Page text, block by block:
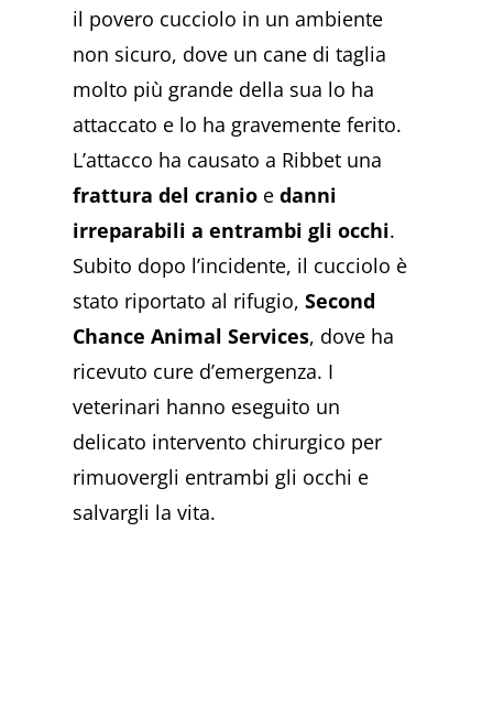
il povero cucciolo in un ambiente
non sicuro, dove un cane di taglia
molto più grande della sua lo ha
attaccato e lo ha gravemente ferito.
L’attacco ha causato a Ribbet una
frattura del cranio edanni
irreparabili a entrambi gli occhi.
Subito dopo l’incidente, il cucciolo è
stato riportato al rifugio,Second
Chance Animal Services, dove ha
ricevuto cure d’emergenza. I
veterinari hanno eseguito un
delicato intervento chirurgico per
rimuovergli entrambi gli occhi e
salvargli la vita.